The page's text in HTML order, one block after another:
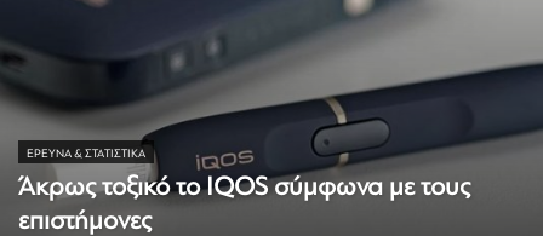
ΈΡΕΥΝΑ & ΣΤΑΤΙΣΤΙΚΆ
Άκρως τοξικό το IQOS σύμφωνα με τους
επιστήμονες